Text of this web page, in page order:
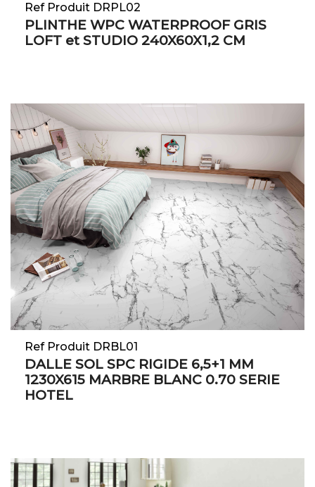
Ref Produit DRPL02
PLINTHE WPC WATERPROOF GRIS
LOFT et STUDIO 240X60X1,2 CM
Ref Produit DRBL01
DALLE SOL SPC RIGIDE 6,5+1 MM
1230X615 MARBRE BLANC 0.70 SERIE
HOTEL